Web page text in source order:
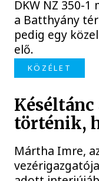
DKW NZ 350-
a Batthyány
pedig egy
elő.
KÖZÉLET
történik,
Mártha Imre,